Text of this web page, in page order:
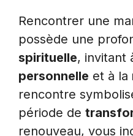
Rencontrer une
possède une
spirituelle, invitant
personnelle et à la
rencontre
période de
renouveau, vous